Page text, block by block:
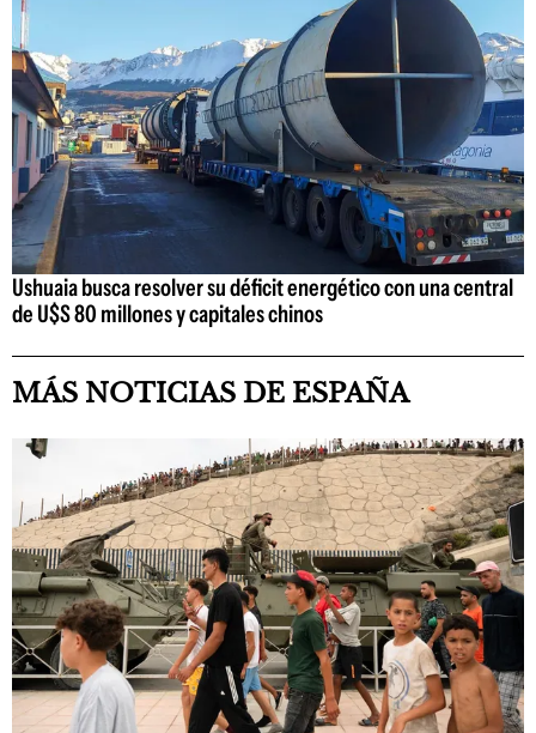
Ushuaia busca resolver su déficit energético con una central
de U$S 80 millones y capitales chinos
MÁS NOTICIAS DE ESPAÑA